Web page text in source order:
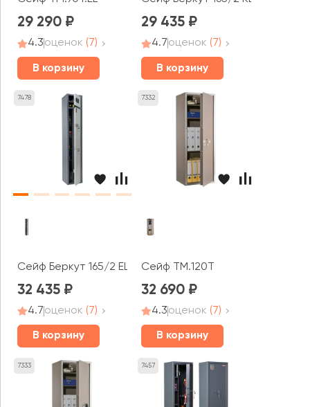
29 290
4.3оценок (7)
В корзину
29 435
4.7оценок (7)
В корзину
7478
Сейф Беркут 165/2 EL
32 435
4.7оценок (7)
В корзину
7332
Сейф TM.120Т
32 690
4.3оценок (7)
В корзину
7333 7457